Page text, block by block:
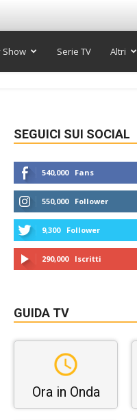
Show Serie TV Altri
SEGUICI SUI SOCIAL
540,000 Fans
550,000 Follower
9,300 Follower
290,000 Iscritti
GUIDA TV
Ora in Onda